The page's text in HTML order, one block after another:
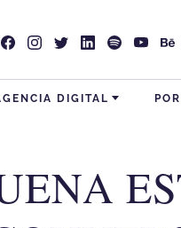
Levadura Agencia en
Levadura Agencia en
Levadura
Levadura
DIGITAL